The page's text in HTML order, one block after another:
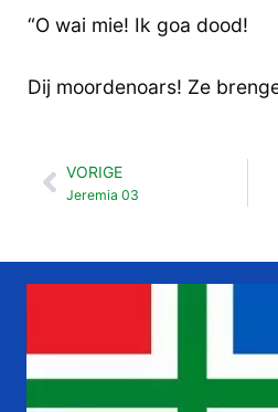
“O wai mie! Ik goa dood!
Dij moordenoars! Ze
Vorige
VORIGE
Jeremia 03